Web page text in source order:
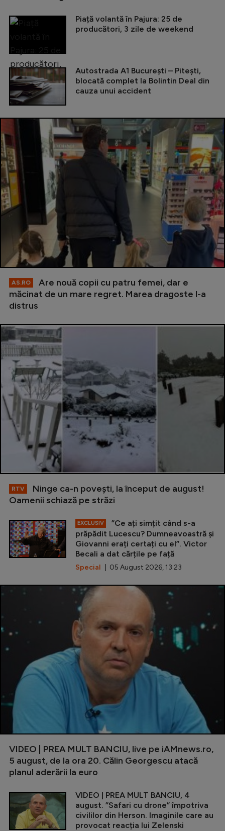
Piață volantă în Pajura: 25 de
producători, 3 zile de weekend
Autostrada A1 București – Pitești,
blocată complet la Bolintin Deal din
cauza unui accident
AS.RO
Are nouă copii cu patru femei, dar e
măcinat de un mare regret. Marea dragoste l-a
distrus
RTV
Ninge ca-n povești, la început de august!
Oamenii schiază pe străzi
EXCLUSIV
”Ce ați simțit când s-a
prăpădit Lucescu? Dumneavoastră și
Giovanni erați certați cu el”. Victor
Becali a dat cărțile pe față
Special | 05 August 2026, 13:23
VIDEO | PREA MULT BANCIU, live pe iAMnews.ro,
5 august, de la ora 20. Călin Georgescu atacă
planul aderării la euro
VIDEO | PREA MULT BANCIU, 4
august. ”Safari cu drone” împotriva
civililor din Herson. Imaginile care au
provocat reacția lui Zelenski